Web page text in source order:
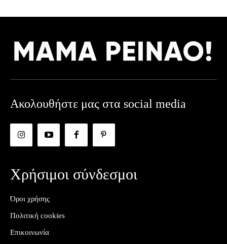
Ακολουθήστε μας στα social media
Χρήσιμοι σύνδεσμοι
Όροι χρήσης
Πολιτική cookies
Επικοινωνία